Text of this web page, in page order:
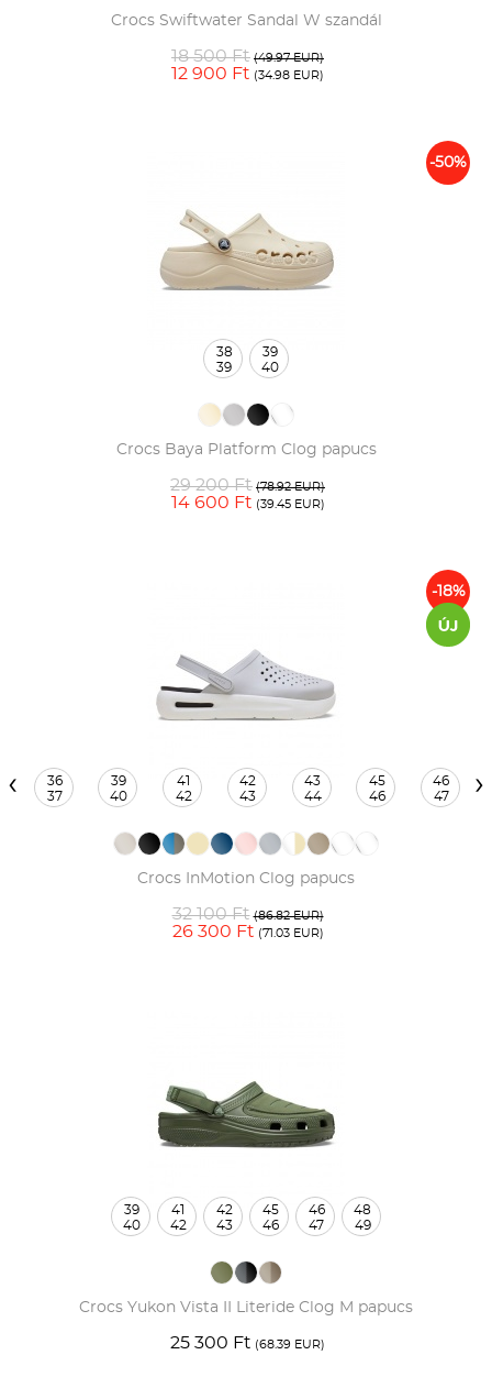
Crocs Swiftwater Sandal W szandál
18 500 Ft (49.97 EUR)
12 900 Ft (34.98 EUR)
-50%
Crocs Baya Platform Clog papucs
29 200 Ft (78.92 EUR)
14 600 Ft (39.45 EUR)
38
39
39
40
-18%
Crocs InMotion Clog papucs
32 100 Ft (86.82 EUR)
26 300 Ft (71.03 EUR)
36
37
39
40
41
42
42
43
43
44
45
46
46
47
‹ ›
Crocs Yukon Vista II Literide Clog M papucs
25 300 Ft (68.39 EUR)
39
40
41
42
42
43
45
46
46
47
48
49